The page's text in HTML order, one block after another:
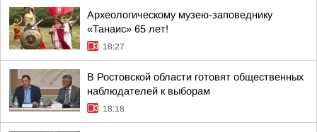
Археологическому музею-заповеднику
«Танаис» 65 лет!
18:27
В Ростовской области готовят общественных
наблюдателей к выборам
18:18